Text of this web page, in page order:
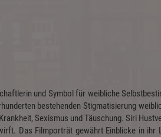
und Symbol für weibliche
bestehenden Stigmatisierung
Sexismus und Täuschung. Siri
Das Filmporträt gewährt Einblicke in ihr